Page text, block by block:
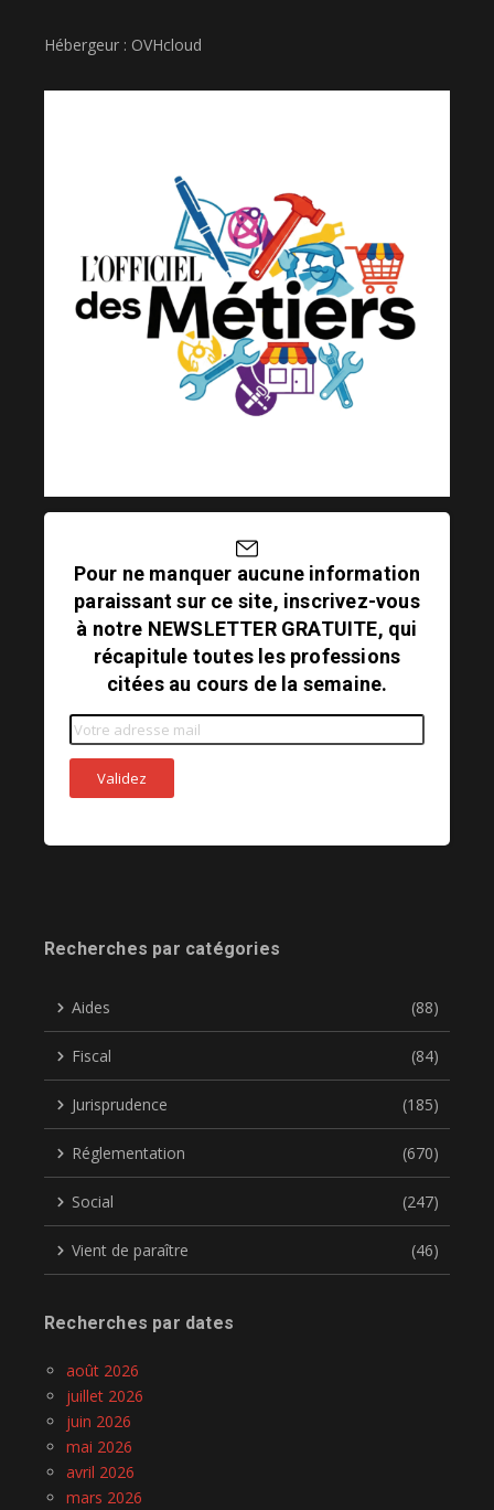
Hébergeur : OVHcloud
Pour ne manquer aucune information
paraissant sur ce site, inscrivez-vous
à notre NEWSLETTER GRATUITE, qui
récapitule toutes les professions
citées au cours de la semaine.
Recherches par catégories
Aides (88)
Fiscal (84)
Jurisprudence (185)
Réglementation (670)
Social (247)
Vient de paraître (46)
Recherches par dates
août 2026
juillet 2026
juin 2026
mai 2026
avril 2026
mars 2026